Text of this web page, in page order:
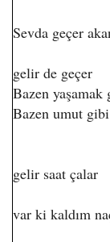
Sevda geçer
gelir de geçer
Bazen yaşamak
Bazen umut gibi
gelir saat çalar
var ki kaldım